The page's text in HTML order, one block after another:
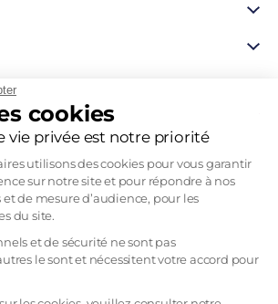
cookies
vie privée est notre priorité
utilisons des cookies pour vous garantir
sur notre site et pour répondre à nos
de mesure d’audience, pour les
du site.
et de sécurité ne sont pas
le sont et nécessitent votre accord pour
physique
des données personnelles